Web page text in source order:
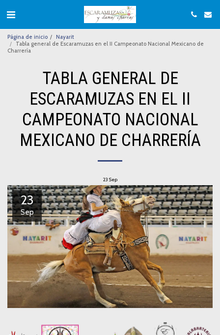
Página de inicio
Nayarit
Tabla general de Escaramuzas en el II Campeonato Nacional Mexicano de
Charrería
TABLA GENERAL DE
ESCARAMUZAS EN EL II
CAMPEONATO NACIONAL
MEXICANO DE CHARRERÍA
23 Sep
23
Sep